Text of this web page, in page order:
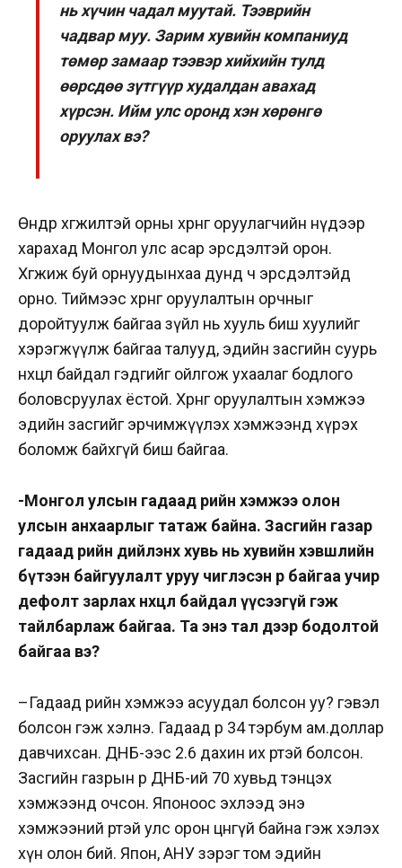
нь хүчин чадал муутай. Тээврийн
чадвар муу. Зарим хувийн компаниуд
төмөр замаар тээвэр хийхийн тулд
өөрсдөө зүтгүүр худалдан авахад
хүрсэн. Ийм улс оронд хэн хөрөнгө
оруулах вэ?
Өндөр хөгжилтэй орны хөрөнгө оруулагчийн нүдээр
харахад Монгол улс асар эрсдэлтэй орон.
Хөгжиж буй орнуудынхаа дунд ч эрсдэлтэйд
орно. Тиймээс хөрөнгө оруулалтын орчныг
доройтуулж байгаа зүйл нь хууль биш хуулийг
хэрэгжүүлж байгаа талууд, эдийн засгийн суурь
нөхцөл байдал гэдгийг ойлгож ухаалаг бодлого
боловсруулах ёстой. Хөрөнгө оруулалтын хэмжээ
эдийн засгийг эрчимжүүлэххэмжээнд хүрэх
боломж байхгүй биш байгаа.
-Монгол улсын гадаад өрийн хэмжээ олон
улсын анхаарлыг татаж байна. Засгийн газар
гадаад өрийн дийлэнххувь нь хувийн хэвшлийн
бүтээн байгуулалт уруу чиглэсэн өр байгаа учир
дефолт зарлах нөхцөл байдал үүсээгүй гэж
тайлбарлаж байгаа. Та энэ тал дээр бодолтой
байгаа вэ?
–Гадаад өрийн хэмжээ асуудал болсон уу? гэвэл
болсон гэж хэлнэ. Гадаад өр 34 тэрбум ам.доллар
давчихсан. ДНБ-ээс 2.6 дахин их өртэй болсон.
Засгийн газрын өр ДНБ-ий 70 хувьд тэнцэх
хэмжээнд очсон. Японоос эхлээд энэ
хэмжээний өртэй улс орон цөөнгүй байна гэж хэлэх
хүн олон бий. Япон, АНУ зэрэг том эдийн